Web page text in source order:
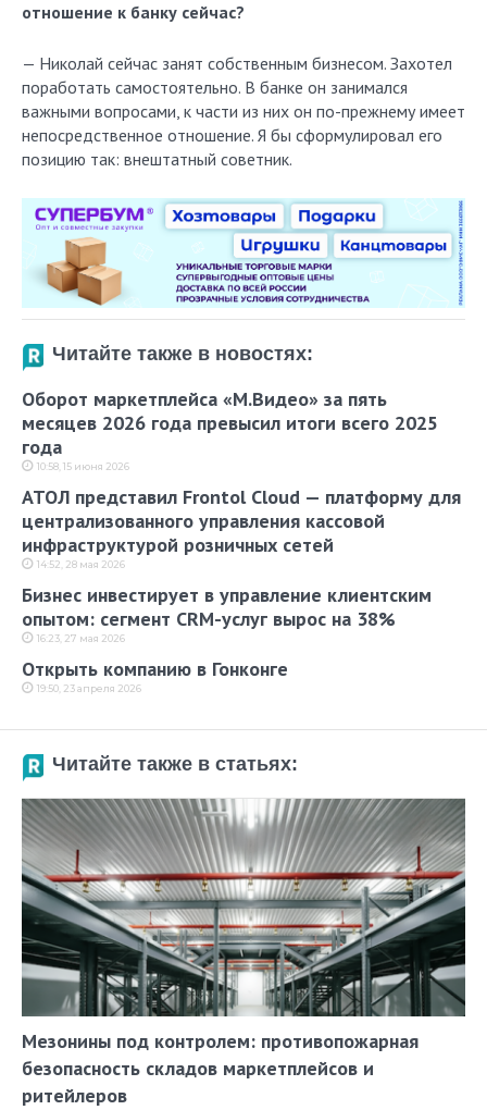
отношение к банку сейчас?
— Николай сейчас занят собственным бизнесом. Захотел
поработать самостоятельно. В банке он занимался
важными вопросами, к части из них он по-прежнему имеет
непосредственное отношение. Я бы сформулировал его
позицию так: внештатный советник.
Читайте также в новостях:
Оборот маркетплейса «М.Видео» за пять
месяцев 2026 года превысил итоги всего 2025
года
10:58, 15 июня 2026
АТОЛ представил Frontol Cloud — платформу для
централизованного управления кассовой
инфраструктурой розничных сетей
14:52, 28 мая 2026
Бизнес инвестирует в управление клиентским
опытом: сегмент CRM-услуг вырос на 38%
16:23, 27 мая 2026
Открыть компанию в Гонконге
19:50, 23 апреля 2026
Читайте также в статьях:
Мезонины под контролем: противопожарная
безопасность складов маркетплейсов и
ритейлеров